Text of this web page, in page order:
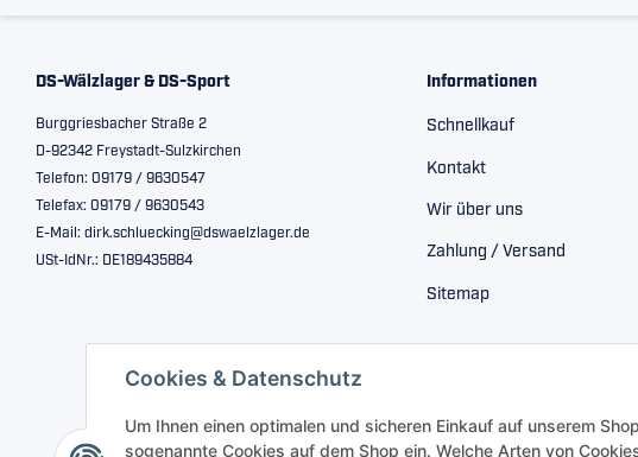
Cookies & Datenschutz
Um Ihnen einen optimalen und sicheren Einkauf auf unserem
sogenannte Cookies auf dem Shop ein. Welche Arten von
DS-Wälzlager & DS-Sport
Burggriesbacher Straße 2
D-92342 Freystadt-Sulzkirchen
Telefon: 09179 / 9630547
Telefax: 09179 / 9630543
E-Mail: dirk.schluecking@dswaelzlager.de
USt-IdNr.: DE189435884
Informationen
Schnellkauf
Kontakt
Wir über uns
Zahlung / Versand
Sitemap